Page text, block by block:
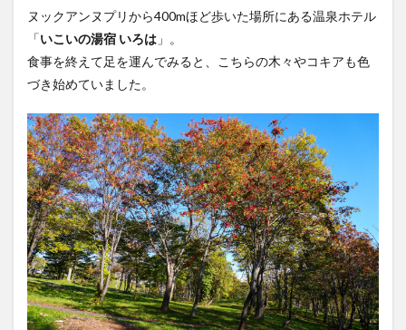
ヌックアンヌプリから400mほど歩いた場所にある温泉ホテル
「いこいの湯宿 いろは 」。
食事を終えて足を運んでみると、こちらの木々やコキアも色
づき始めていました。